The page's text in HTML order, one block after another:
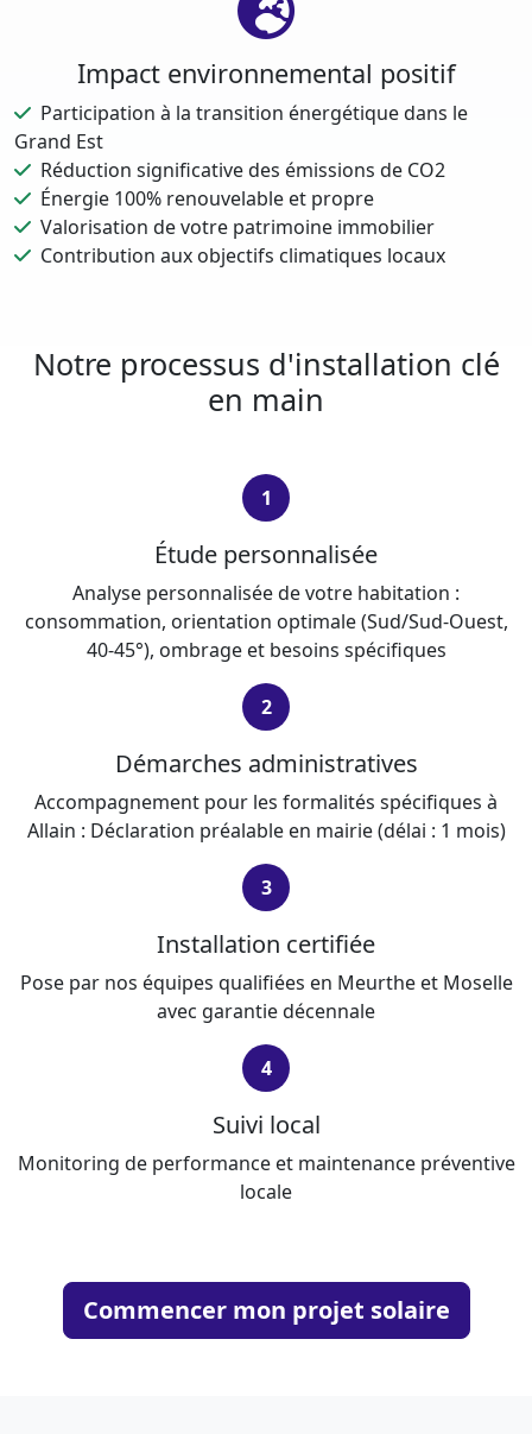
Impact environnemental positif
Participation à la transition énergétique dans le
Grand Est
Réduction significative des émissions de CO2
Énergie 100% renouvelable et propre
Valorisation de votre patrimoine immobilier
Contribution aux objectifs climatiques locaux
Notre processus d'installation clé
en main
1
Étude personnalisée
Analyse personnalisée de votre habitation :
consommation, orientation optimale (Sud/Sud-Ouest,
40-45°), ombrage et besoins spécifiques
2
Démarches administratives
Accompagnement pour les formalités spécifiques à
Allain : Déclaration préalable en mairie (délai : 1 mois)
3
Installation certifiée
Pose par nos équipes qualifiées en Meurthe et Moselle
avec garantie décennale
4
Suivi local
Monitoring de performance et maintenance préventive
locale
Commencer mon projet solaire